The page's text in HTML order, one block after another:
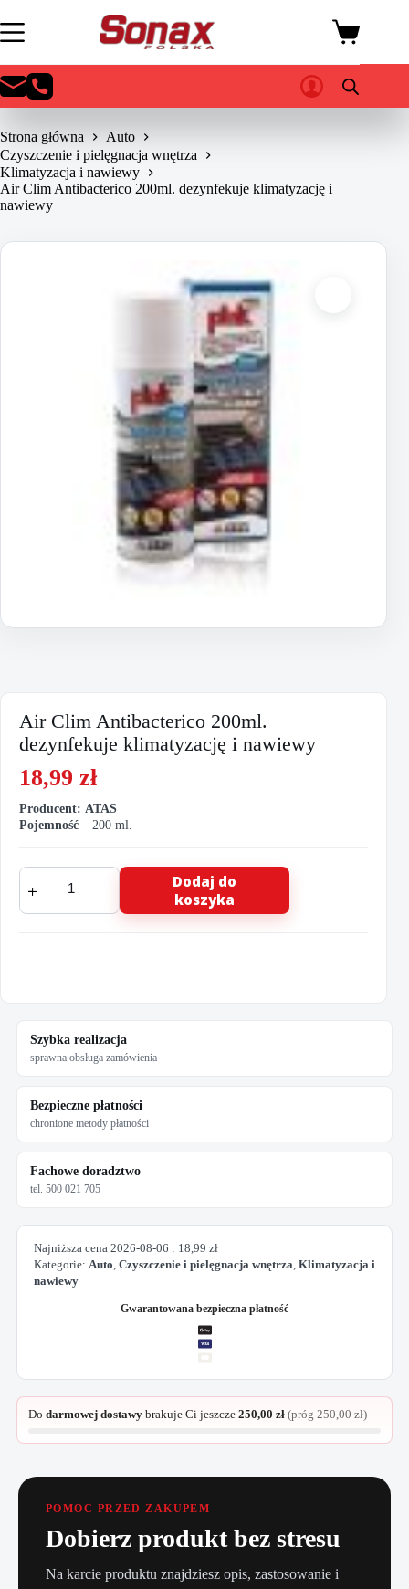
do
treści
Koszyk
Strona główna
Auto
Czyszczenie i pielęgnacja wnętrza
Klimatyzacja i nawiewy
Air Clim Antibacterico 200ml. dezynfekuje klimatyzację i
nawiewy
Air Clim Antibacterico 200ml.
dezynfekuje klimatyzację i nawiewy
18,99 zł
Producent: ATAS
Pojemność – 200 ml.
ilość
Air
Dodaj do
koszyka
Szybka realizacja
sprawna obsługa zamówienia
Bezpieczne płatności
chronione metody płatności
Fachowe doradztwo
tel. 500 021 705
Najniższa cena 2026-08-06 : 18,99 zł
Kategorie: Auto, Czyszczenie i pielęgnacja wnętrza, Klimatyzacja i
nawiewy
Gwarantowana bezpieczna płatność
Do darmowej dostawy brakuje Ci jeszcze 250,00 zł (próg 250,00 zł)
POMOC PRZED ZAKUPEM
Dobierz produkt bez stresu
Na karcie produktu znajdziesz opis, zastosowanie i